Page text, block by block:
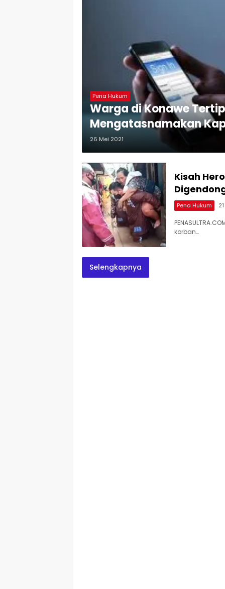
Pena Hukum
Warga di Konawe
Mengatasnamakan
26 Mei 2021
Kisah
Pena Hukum
korban…
Selengkapnya